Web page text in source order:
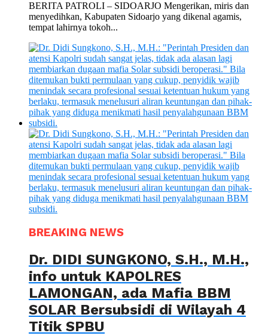
BERITA PATROLI – SIDOARJO Mengerikan, miris dan
menyedihkan, Kabupaten Sidoarjo yang dikenal agamis,
tempat lahirnya tokoh...
BREAKING NEWS
Dr. DIDI SUNGKONO, S.H., M.H.,
info untuk KAPOLRES
LAMONGAN, ada Mafia BBM
SOLAR Bersubsidi di Wilayah 4
Titik SPBU